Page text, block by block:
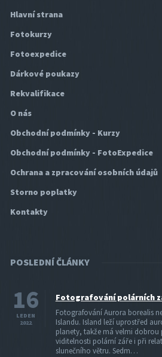
Hlavní strana
Fotokurzy
Fotoexpedice
Dárkové poukazy
Rekvalifikace
O nás
Obchodní podmínky - Kurzy
Obchodní podmínky - FotoExpedice
Ochrana a zpracování osobních údajů
Storno poplatky
Kontakty
POSLEDNÍ ČLÁNKY
16
LEDEN
2022
Fotografování polárních
Fotografování Aurora borealis
Islandu. Island leží uprostřed
planety, takže má velmi
viditelnosti polární záře i při
slunečního větru. Sedm…